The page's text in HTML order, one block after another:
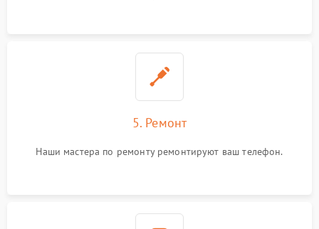
5. Ремонт
Наши мастера по ремонту ремонтируют ваш телефон.